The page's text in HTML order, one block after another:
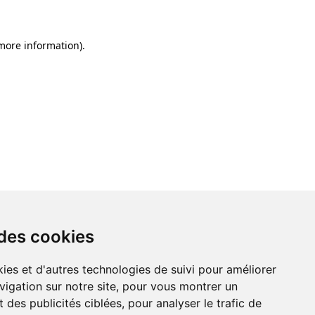
cookies
et d'autres technologies de suivi pour améliorer
sur notre site, pour vous montrer un
des publicités ciblées, pour analyser le trafic de
information).